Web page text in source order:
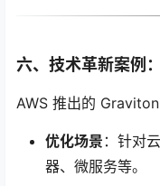
六、技术革新案例
AWS 推出的
优化场景 ：针对
器、微服务等。